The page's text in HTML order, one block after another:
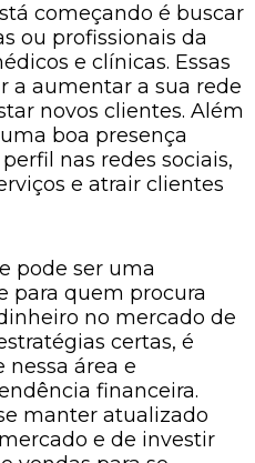
começando é buscar
ou profissionais da
e clínicas. Essas
a aumentar a sua rede
novos clientes. Além
boa presença
nas redes sociais,
e atrair clientes
pode ser uma
para quem procura
no mercado de
certas, é
nessa área e
financeira.
manter atualizado
e de investir